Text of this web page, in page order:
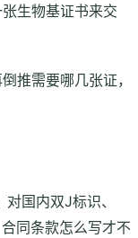
生物基证书来交
推需要哪几张证，
国内双J标识、
同条款怎么写才不